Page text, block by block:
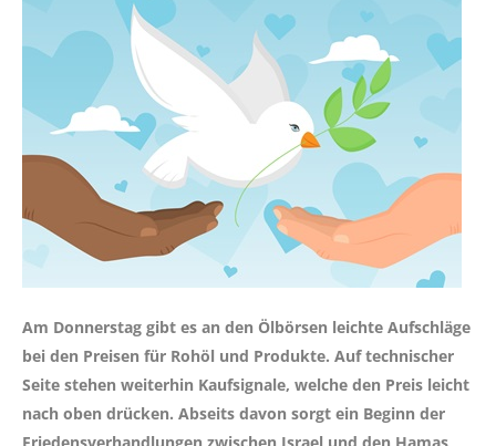
Am Donnerstag gibt es an den Ölbörsen leichte Aufschläge
bei den Preisen für Rohöl und Produkte. Auf technischer
Seite stehen weiterhin Kaufsignale, welche den Preis leicht
nach oben drücken. Abseits davon sorgt ein Beginn der